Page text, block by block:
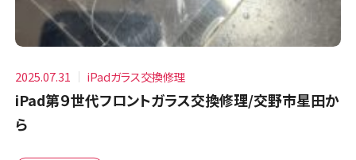
2025.07.31 iPadガラス交換修理
iPad第９世代フロントガラス交換修理/交野市星田か
ら